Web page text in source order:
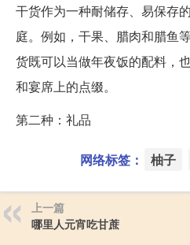
干货作为一种耐储存、易保存
庭。例如，干果、腊肉和腊鱼
货既可以当做年夜饭的配料，
和宴席上的点缀。
第二种：礼品
网络标签： 柚子
上一篇
哪里人元宵吃甘蔗